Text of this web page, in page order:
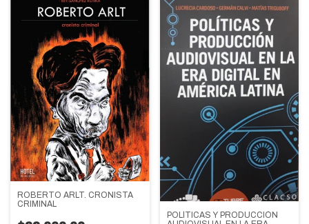
ROBERTO ARLT. CRONISTA
CRIMINAL
POLÍTICAS Y PRODUCCIÓN